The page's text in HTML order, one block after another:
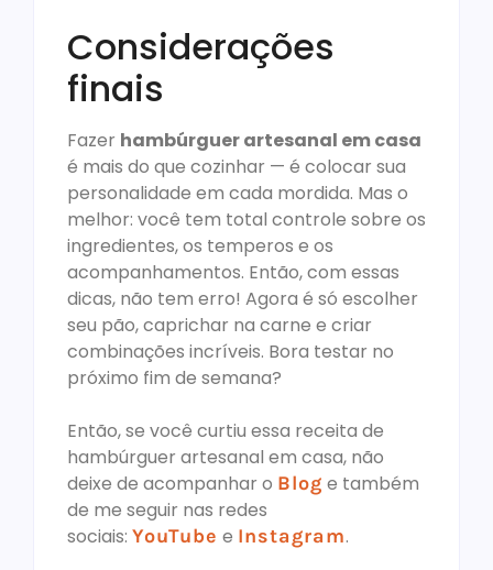
Considerações
finais
Fazer hambúrguer artesanal em casa
é mais do que cozinhar — é colocar sua
personalidade em cada mordida. Mas o
melhor: você tem total controle sobre os
ingredientes, os temperos e os
acompanhamentos. Então, com essas
dicas, não tem erro! Agora é só escolher
seu pão, caprichar na carne e criar
combinações incríveis. Bora testar no
próximo fim de semana?
Então, se você curtiu essa receita de
hambúrguer artesanal em casa, não
deixe de acompanhar o Blog e também
de me seguir nas redes
sociais: YouTube e Instagram.